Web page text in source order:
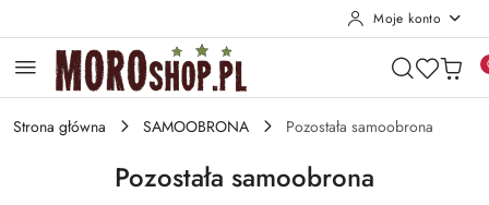
Moje konto
Strona główna SAMOOBRONA Pozostała samoobrona
Pozostała samoobrona